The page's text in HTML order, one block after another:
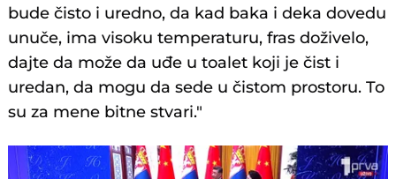
bude čisto i uredno, da kad baka i deka dovedu
unuče, ima visoku temperaturu, fras doživelo,
dajte da može da uđe u toalet koji je čist i
uredan, da mogu da sede u čistom prostoru. To
su za mene bitne stvari."